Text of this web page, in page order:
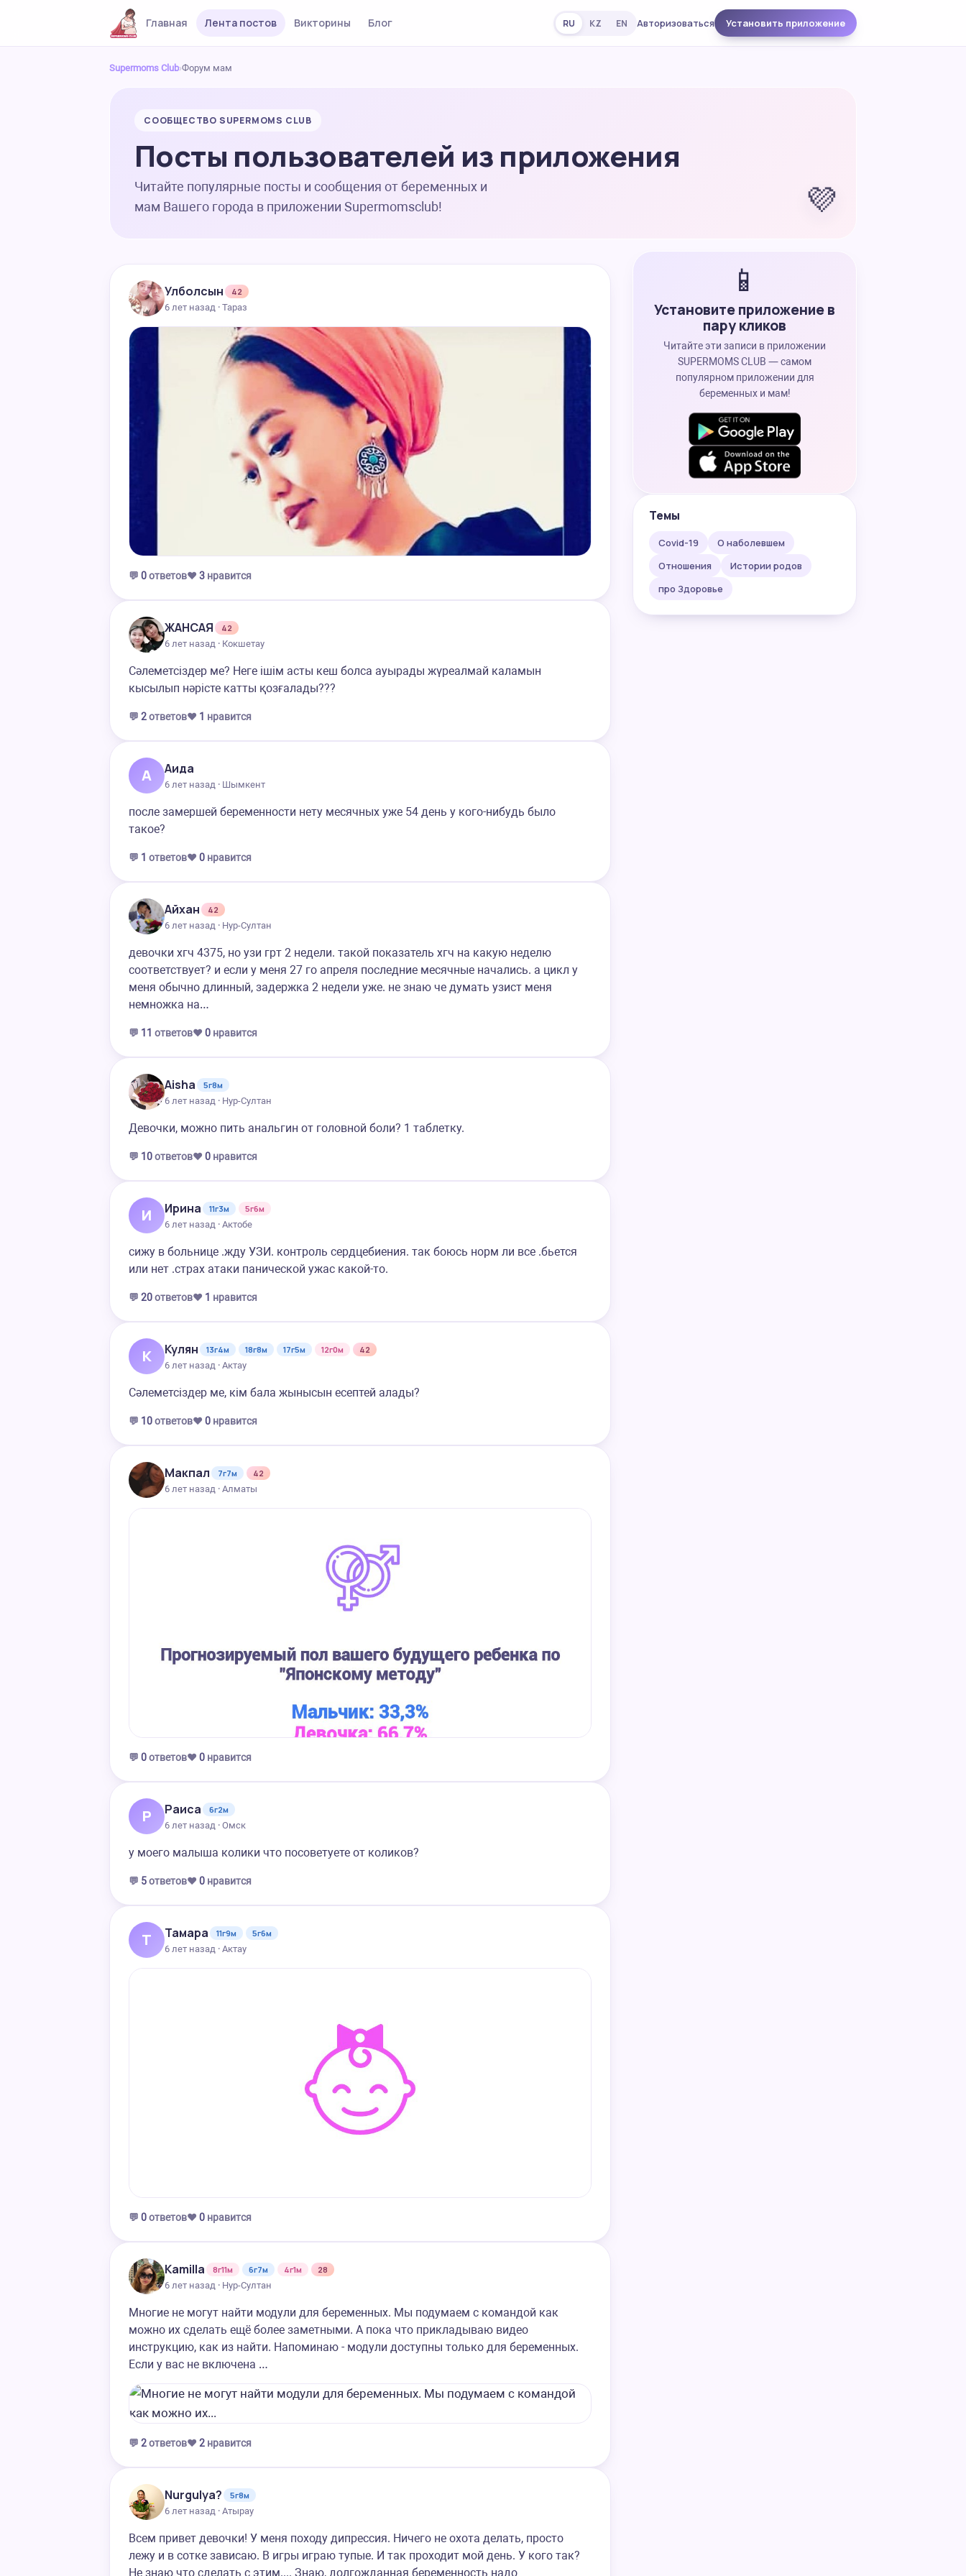
Главная Лента постов Викторины Блог RU KZ EN Авторизоваться Установить приложение
Supermoms Club›Форум мам
💜
СООБЩЕСТВО SUPERMOMS CLUB
Посты пользователей из приложения
Читайте популярные посты и сообщения от беременных и
мам Вашего города в приложении Supermomsclub!
Улболсын
42
6 лет назад · Тараз
💬 0ответов❤️ 3 нравится
ЖАНСАЯ
42
6 лет назад · Кокшетау
Сәлеметсіздер ме? Неге ішім асты кеш болса ауырады жүреалмай каламын
кысылып нәрісте катты қозғалады???
💬 2ответов❤️ 1 нравится
А Аида
6 лет назад · Шымкент
после замершей беременности нету месячных уже 54 день у кого-нибудь было
такое?
💬 1 ответов❤️ 0 нравится
Айхан
42
6 лет назад · Нур-Султан
девочки хгч 4375, но узи грт 2 недели. такой показатель хгч на какую неделю
соответствует? и если у меня 27 го апреля последние месячные начались. а цикл у
меня обычно длинный, задержка 2 недели уже. не знаю че думать узист меня
немножка на…
💬 11 ответов❤️ 0 нравится
Aisha
5г8м
6 лет назад · Нур-Султан
Девочки, можно пить анальгин от головной боли? 1 таблетку.
💬 10ответов❤️ 0 нравится
И Ирина 11г3м
5г6м
6 лет назад · Актобе
сижу в больнице .жду УЗИ. контроль сердцебиения. так боюсь норм ли все .бьется
или нет .страх атаки панической ужас какой-то.
💬 20ответов❤️ 1 нравится
К Кулян 13г4м 18г8м 17г5м 12г0м
42
6 лет назад · Актау
Сәлеметсіздер ме, кім бала жынысын есептей алады?
💬 10ответов❤️ 0 нравится
Макпал 7г7м
42
6 лет назад · Алматы
💬 0ответов❤️ 0 нравится
Р Раиса
6г2м
6 лет назад · Омск
у моего малыша колики что посоветуете от коликов?
💬 5ответов❤️ 0 нравится
Т Тамара 11г9м
5г6м
6 лет назад · Актау
💬 0ответов❤️ 0 нравится
Kamilla 8г11м 6г7м 4г1м
28
6 лет назад · Нур-Султан
Многие не могут найти модули для беременных. Мы подумаем с командой как
можно их сделать ещё более заметными. А пока что прикладываю видео
инструкцию, как из найти. Напоминаю - модули доступны только для беременных.
Если у вас не включена …
💬 2ответов❤️ 2 нравится
Nurgulya?
5г8м
6 лет назад · Атырау
Всем привет девочки! У меня походу дипрессия. Ничего не охота делать, просто
лежу и в сотке зависаю. В игры играю тупые. И так проходит мой день. У кого так?
Не знаю что сделать с этим.... Знаю, долгожданная беременность надо
📱
Установите приложение в
пару кликов
Читайте эти записи в приложении
SUPERMOMS CLUB — самом
популярном приложении для
беременных и мам!
Темы
Covid-19
О наболевшем
Отношения
Истории родов
про Здоровье